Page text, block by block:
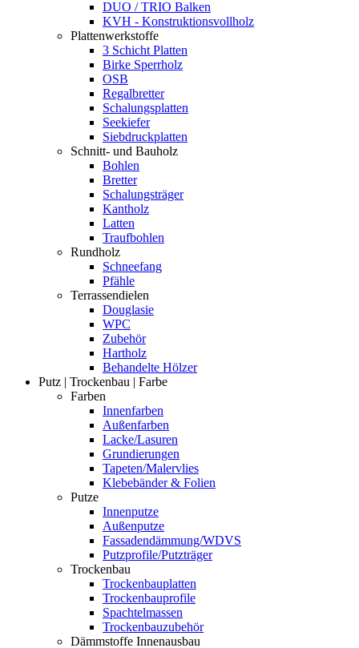
DUO / TRIO Balken
KVH - Konstruktionsvollholz
Plattenwerkstoffe
3 Schicht Platten
Birke Sperrholz
OSB
Regalbretter
Schalungsplatten
Seekiefer
Siebdruckplatten
Schnitt- und Bauholz
Bohlen
Bretter
Schalungsträger
Kantholz
Latten
Traufbohlen
Rundholz
Schneefang
Pfähle
Terrassendielen
Douglasie
WPC
Zubehör
Hartholz
Behandelte Hölzer
Putz | Trockenbau | Farbe
Farben
Innenfarben
Außenfarben
Lacke/Lasuren
Grundierungen
Tapeten/Malervlies
Klebebänder & Folien
Putze
Innenputze
Außenputze
Fassadendämmung/WDVS
Putzprofile/Putzträger
Trockenbau
Trockenbauplatten
Trockenbauprofile
Spachtelmassen
Trockenbauzubehör
Dämmstoffe Innenausbau